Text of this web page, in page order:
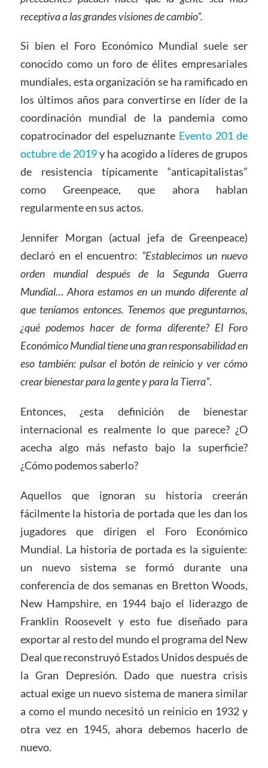
receptiva a las grandes visiones de cambio”.
Si bien el Foro Económico Mundial suele ser
conocido como un foro de élites empresariales
mundiales, esta organización se ha ramificado en
los últimos años para convertirse en líder de la
coordinación mundial de la pandemia como
copatrocinador del espeluznante Evento 201 de
octubre de 2019y ha acogido a líderes de grupos
de resistencia típicamente “anticapitalistas”
como Greenpeace, que ahora hablan
regularmente en sus actos.
Jennifer Morgan (actual jefa de Greenpeace)
declaró en el encuentro: “Establecimos un nuevo
orden mundial después de la Segunda Guerra
Mundial… Ahora estamos en un mundo diferente al
que teníamos entonces. Tenemos que preguntarnos,
¿qué podemos hacer de forma diferente? El Foro
Económico Mundial tiene una gran responsabilidad en
eso también: pulsar el botón de reinicio y ver cómo
crear bienestar para la gente y para la Tierra”.
Entonces, ¿esta definición de bienestar
internacional es realmente lo que parece? ¿O
acecha algo más nefasto bajo la superficie?
¿Cómo podemos saberlo?
Aquellos que ignoran su historia creerán
fácilmente la historia de portada que les dan los
jugadores que dirigen el Foro Económico
Mundial. La historia de portada es la siguiente:
un nuevo sistema se formó durante una
conferencia de dos semanas en Bretton Woods,
New Hampshire, en 1944 bajo el liderazgo de
Franklin Roosevelt y esto fue diseñado para
exportar al resto del mundo el programa del New
Deal que reconstruyó Estados Unidos después de
la Gran Depresión. Dado que nuestra crisis
actual exige un nuevo sistema de manera similar
a como el mundo necesitó un reinicio en 1932 y
otra vez en 1945, ahora debemos hacerlo de
nuevo.